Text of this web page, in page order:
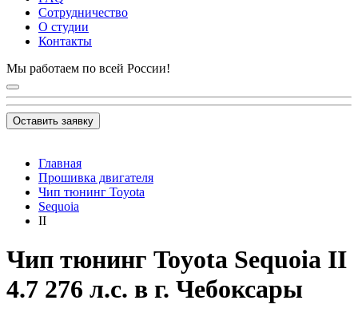
Сотрудничество
О студии
Контакты
Мы работаем по всей России!
Оставить заявку
Главная
Прошивка двигателя
Чип тюнинг Toyota
Sequoia
II
Чип тюнинг Toyota Sequoia II
4.7 276 л.с. в г. Чебоксары